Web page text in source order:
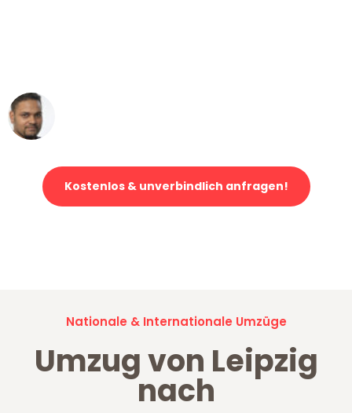
Kostenlos & unverbindlich anfragen!
Nationale & Internationale Umzüge
Umzug von Leipzig
nach